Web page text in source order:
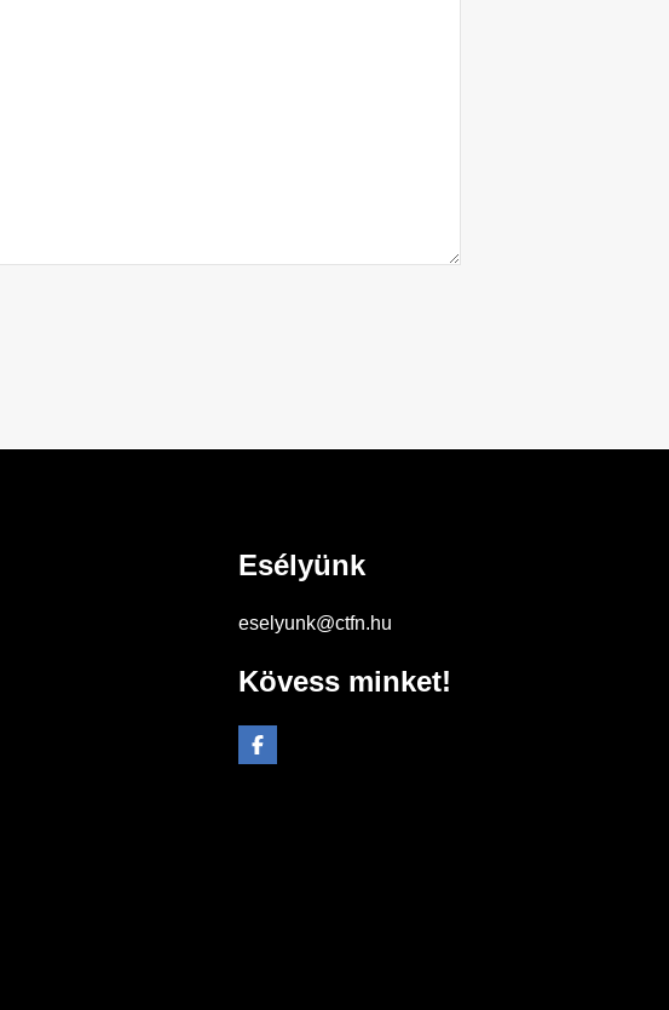
Esélyünk
eselyunk@ctfn.hu
Kövess minket!